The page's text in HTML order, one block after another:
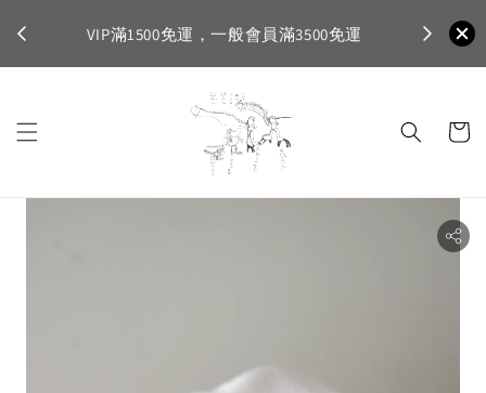
VIP滿1500免運，一般會員滿3500免運
首購登入